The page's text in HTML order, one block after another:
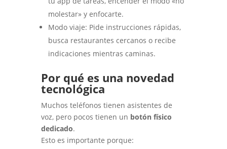
molestar» y enfocarte.
Modo viaje: Pide instrucciones rápidas,
busca restaurantes cercanos o recibe
indicaciones mientras caminas.
Por qué es una novedad
tecnológica
Muchos teléfonos tienen asistentes de
voz, pero pocos tienen un botón físico
dedicado.
Esto es importante porque: